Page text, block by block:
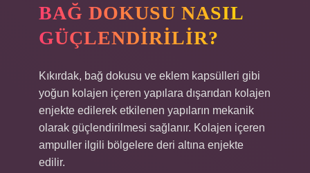
BAĞ DOKUSU NASIL
GÜÇLENDIRILIR?
Kıkırdak, bağ dokusu ve eklem kapsülleri gibi
yoğun kolajen içeren yapılara dışarıdan kolajen
enjekte edilerek etkilenen yapıların mekanik
olarak güçlendirilmesi sağlanır. Kolajen içeren
ampuller ilgili bölgelere deri altına enjekte
edilir.